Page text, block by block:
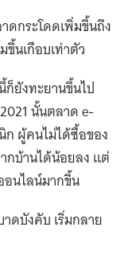
ดกระโดดเพิ่มขึ้นถึง
ขึ้นเกือบเท่าตัว
ยังทะยานขึ้นไป
นั้นตลาด e-
ก ผู้คนไม่ได้ซื้อของ
กบ้านได้น้อยลง แต่
อนไลน์มากขึ้น
ดบังคับ เริ่มกลาย